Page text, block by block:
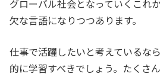
グローバル社会となっていくこれ
欠な言語になりつつあります。
仕事で活躍したいと考えているな
的に学習すべきでしょう。たくさ